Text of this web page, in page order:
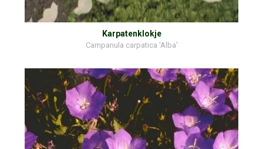
Karpatenklokje
Campanula carpatica 'Alba'